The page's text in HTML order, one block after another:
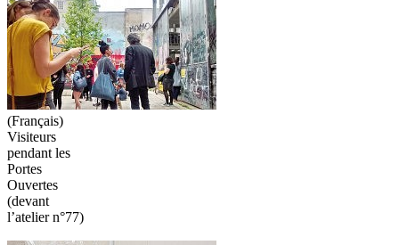
(Français)
Visiteurs
pendant les
Portes
Ouvertes
(devant
l’atelier n°77)